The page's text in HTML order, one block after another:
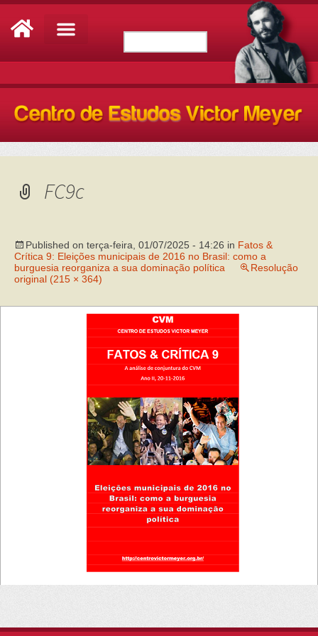
FC9c
Published on terça-feira, 01/07/2025 - 14:26 in Fatos &
Crítica 9: Eleições municipais de 2016 no Brasil: como a
burguesia reorganiza a sua dominação política
Resolução
original (215 × 364)